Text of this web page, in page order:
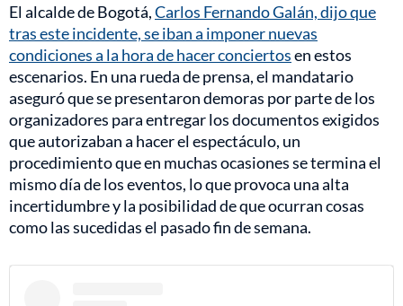
El alcalde de Bogotá,Carlos Fernando Galán, dijo que
tras este incidente, se iban a imponer nuevas
condiciones a la hora de hacer conciertosen estos
escenarios. En una rueda de prensa, el mandatario
aseguró que se presentaron demoras por parte de los
organizadores para entregar los documentos exigidos
que autorizaban a hacer el espectáculo, un
procedimiento que en muchas ocasiones se termina el
mismo día de los eventos, lo que provoca una alta
incertidumbre y la posibilidad de que ocurran cosas
como las sucedidas el pasado fin de semana.